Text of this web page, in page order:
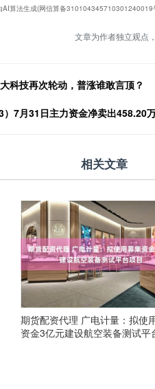
算法生成(网信算备310104345710301240019
文章为作者独立观点
科技再次轮动，普涨谁敢言顶？
7月31日主力资金净卖出458.20
相关文章
期货配资代理 广电计量：拟使
资金3亿元建设航空装备测试平